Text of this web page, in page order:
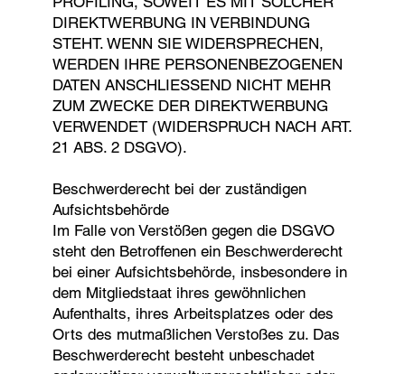
DIREKTWERBUNG IN VERBINDUNG
STEHT. WENN SIE WIDERSPRECHEN,
WERDEN IHRE PERSONENBEZOGENEN
DATEN ANSCHLIESSEND NICHT MEHR
ZUM ZWECKE DER DIREKTWERBUNG
VERWENDET (WIDERSPRUCH NACH ART.
21 ABS. 2 DSGVO).
Beschwerderecht bei der zuständigen
Aufsichtsbehörde
Im Falle von Verstößen gegen die DSGVO
steht den Betroffenen ein Beschwerderecht
bei einer Aufsichtsbehörde, insbesondere in
dem Mitgliedstaat ihres gewöhnlichen
Aufenthalts, ihres Arbeitsplatzes oder des
Orts des mutmaßlichen Verstoßes zu. Das
Beschwerderecht besteht unbeschadet